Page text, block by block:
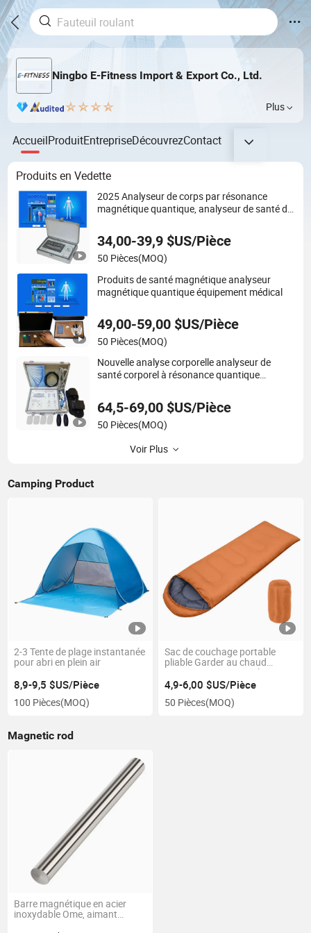
Ningbo E-Fitness Import & Export Co., Ltd.
Plus
AccueilProduitEntrepriseDécouvrezContact
Produits en Vedette
2025 Analyseur de corps par résonance
magnétique quantique, analyseur de santé du
34,00-39,9 $US/Pièce
50 Pièces(MOQ)
Produits de santé magnétique analyseur
magnétique quantique équipement médical
49,00-59,00 $US/Pièce
50 Pièces(MOQ)
Nouvelle analyse corporelle analyseur de
santé corporel à résonance quantique
64,5-69,00 $US/Pièce
50 Pièces(MOQ)
Voir Plus
Camping Product
2-3 Tente de plage instantanée
pour abri en plein air
8,9-9,5 $US/Pièce
100 Pièces(MOQ)
Sac de couchage portable
pliable Garder au chaud
Coupe-vent Personnalisation
de couleur du logo
4,9-6,00 $US/Pièce
50 Pièces(MOQ)
Magnetic rod
Barre magnétique en acier
inoxydable Ome, aimant